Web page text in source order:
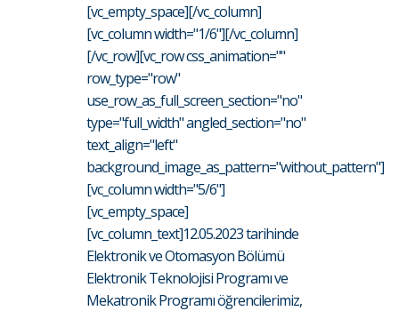
[vc_empty_space][/vc_column]
[vc_column width="1/6"][/vc_column]
[/vc_row][vc_row css_animation=""
row_type="row"
use_row_as_full_screen_section="no"
type="full_width" angled_section="no"
text_align="left"
background_image_as_pattern="without_pattern"]
[vc_column width="5/6"]
[vc_empty_space]
[vc_column_text]12.05.2023 tarihinde
Elektronik ve Otomasyon Bölümü
Elektronik Teknolojisi Programı ve
Mekatronik Programı öğrencilerimiz,